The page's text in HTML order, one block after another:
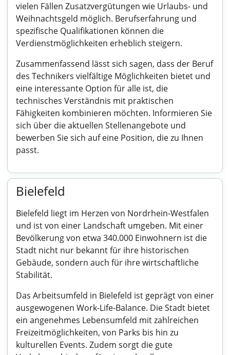
vielen Fällen Zusatzvergütungen wie Urlaubs- und
Weihnachtsgeld möglich. Berufserfahrung und
spezifische Qualifikationen können die
Verdienstmöglichkeiten erheblich steigern.
Zusammenfassend lässt sich sagen, dass der Beruf
des Technikers vielfältige Möglichkeiten bietet und
eine interessante Option für alle ist, die
technisches Verständnis mit praktischen
Fähigkeiten kombinieren möchten. Informieren Sie
sich über die aktuellen Stellenangebote und
bewerben Sie sich auf eine Position, die zu Ihnen
passt.
Bielefeld
Bielefeld liegt im Herzen von Nordrhein-Westfalen
und ist von einer Landschaft umgeben. Mit einer
Bevölkerung von etwa 340.000 Einwohnern ist die
Stadt nicht nur bekannt für ihre historischen
Gebäude, sondern auch für ihre wirtschaftliche
Stabilität.
Das Arbeitsumfeld in Bielefeld ist geprägt von einer
ausgewogenen Work-Life-Balance. Die Stadt bietet
ein angenehmes Lebensumfeld mit zahlreichen
Freizeitmöglichkeiten, von Parks bis hin zu
kulturellen Events. Zudem sorgt die gute